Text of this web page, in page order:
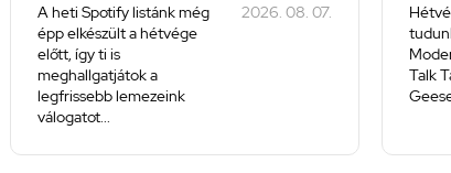
A heti Spotify listánk még
épp elkészült a hétvége
előtt, így ti is
meghallgatjátok a
legfrissebb lemezeink
válogatot...
2026. 08. 07.
Talk